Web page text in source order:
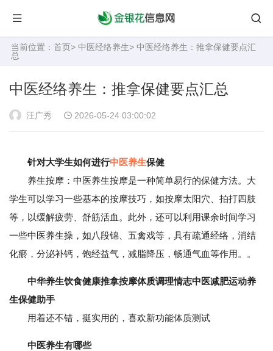
当前位置： 首页> 中医经络养生> 中医经络养生：推拿保健要点汇
总
中医经络养生：推拿保健要点汇总
汪广秀 2026-05-24 03:00:02
针对大学生如何进行中医养生保健
养生按摩：中医养生按摩是一种简单易行的保健方法。大
学生可以学习一些基本的按摩技巧，如按摩太阳穴、拍打四肢
等，以缓解疲劳、舒筋活血。此外，还可以利用课余时间学习
一些中医养生操，如八段锦、五禽戏等，具有疏通经络，消结
化瘀，分泌补钙，饱经益气，减脂降压，畅通气血等作用。。
中华养生饮食健康推拿按摩体质调理情志中医减肥运动养
生保健助手
用着还不错，挺实用的，喜欢新功能体质测试
中医养生有哪些